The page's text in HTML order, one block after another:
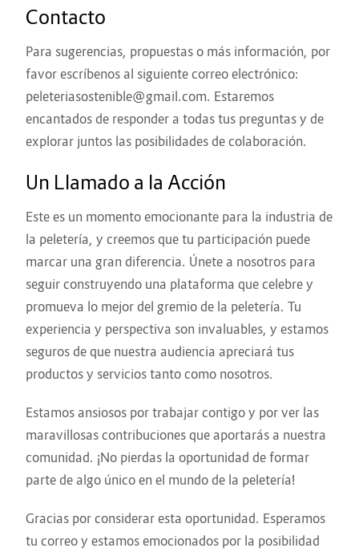
Contacto
Para sugerencias, propuestas o más información, por
favor escríbenos al siguiente correo electrónico:
peleteriasostenible@gmail.com. Estaremos
encantados de responder a todas tus preguntas y de
explorar juntos las posibilidades de colaboración.
Un Llamado a la Acción
Este es un momento emocionante para la industria de
la peletería, y creemos que tu participación puede
marcar una gran diferencia. Únete a nosotros para
seguir construyendo una plataforma que celebre y
promueva lo mejor del gremio de la peletería. Tu
experiencia y perspectiva son invaluables, y estamos
seguros de que nuestra audiencia apreciará tus
productos y servicios tanto como nosotros.
Estamos ansiosos por trabajar contigo y por ver las
maravillosas contribuciones que aportarás a nuestra
comunidad. ¡No pierdas la oportunidad de formar
parte de algo único en el mundo de la peletería!
Gracias por considerar esta oportunidad. Esperamos
tu correo y estamos emocionados por la posibilidad